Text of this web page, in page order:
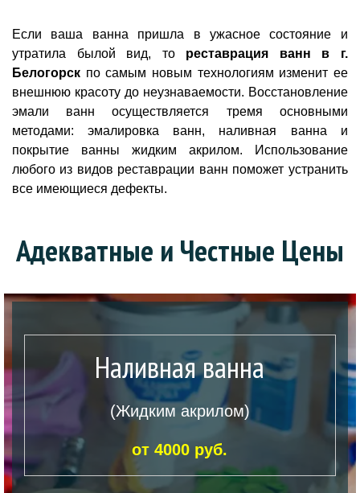
Если ваша ванна пришла в ужасное состояние и
утратила былой вид, то реставрация ванн в г.
Белогорск по самым новым технологиям изменит ее
внешнюю красоту до неузнаваемости. Восстановление
эмали ванн осуществляется тремя основными
методами: эмалировка ванн, наливная ванна и
покрытие ванны жидким акрилом. Использование
любого из видов реставрации ванн поможет устранить
все имеющиеся дефекты.
Адекватные и Честные Цены
Наливная ванна
(Жидким акрилом)
от 4000 руб.